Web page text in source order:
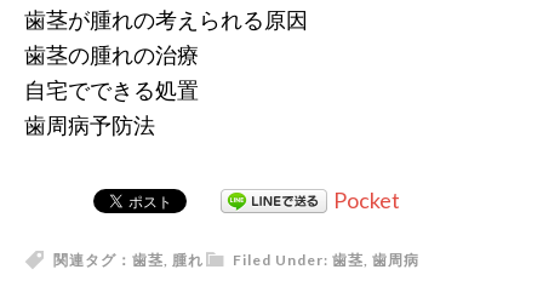
歯茎が腫れの考えられる原因
歯茎の腫れの治療
自宅でできる処置
歯周病予防法
Pocket
Filed Under: 歯茎, 歯周病
関連タグ： 歯茎, 腫れ